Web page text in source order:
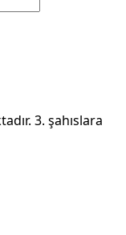
3. şahıslara